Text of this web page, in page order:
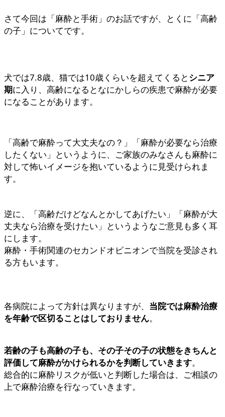
さて今回は「麻酔と手術」のお話ですが、とくに「高齢
の子」についてです。
犬では7.8歳、猫では10歳くらいを超えてくるとシニア
期に入り、高齢になるとなにかしらの疾患で麻酔が必要
になることがあります。
「高齢で麻酔って大丈夫なの？」「麻酔が必要なら治療
したくない」というように、ご家族のみなさんも麻酔に
対して怖いイメージを抱いているように見受けられま
す。
逆に、「高齢だけどなんとかしてあげたい」「麻酔が大
丈夫なら治療を受けたい」というようなご意見も多く耳
にします。
麻酔・手術関連のセカンドオピニオンで当院を受診され
る方もいます。
各病院によって方針は異なりますが、 当院では麻酔治療
を年齢で区切ることはしておりません。
若齢の子も高齢の子も、その子その子の状態をきちんと
評価して麻酔がかけられるかを判断していきます。
総合的に麻酔リスクが低いと判断した場合は、ご相談の
上で麻酔治療を行なっていきます。